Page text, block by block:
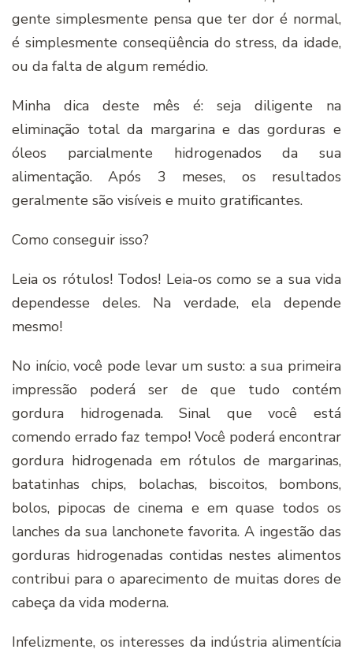
gente simplesmente pensa que ter dor é normal,
é simplesmente conseqüência do stress, da idade,
ou da falta de algum remédio.
Minha dica deste mês é: seja diligente na
eliminação total da margarina e das gorduras e
óleos parcialmente hidrogenados da sua
alimentação. Após 3 meses, os resultados
geralmente são visí­veis e muito gratificantes.
Como conseguir isso?
Leia os rótulos! Todos! Leia-os como se a sua vida
dependesse deles. Na verdade, ela depende
mesmo!
No iní­cio, você pode levar um susto: a sua primeira
impressão poderá ser de que tudo contém
gordura hidrogenada. Sinal que você está
comendo errado faz tempo! Você poderá encontrar
gordura hidrogenada em rótulos de margarinas,
batatinhas chips, bolachas, biscoitos, bombons,
bolos, pipocas de cinema e em quase todos os
lanches da sua lanchonete favorita. A ingestão das
gorduras hidrogenadas contidas nestes alimentos
contribui para o aparecimento de muitas dores de
cabeça da vida moderna.
Infelizmente, os interesses da indústria alimentí­cia